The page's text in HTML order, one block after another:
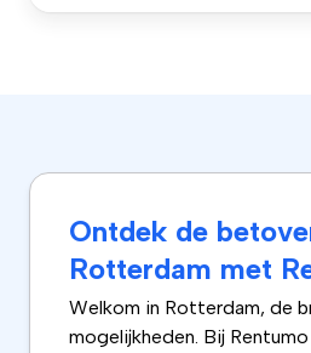
Ontdek de
Rotterdam met
Welkom in Rotterdam, de
mogelijkheden. Bij